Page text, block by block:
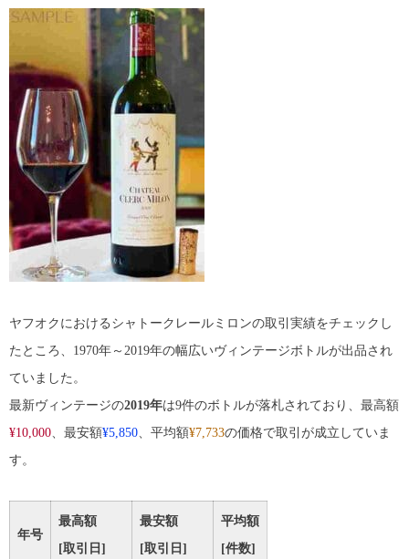
ヤフオクにおけるシャトークレールミロンの取引実績をチェックし
たところ、1970年～2019年の幅広いヴィンテージボトルが出品され
ていました。
最新ヴィンテージの2019年は9件のボトルが落札されており、最高額
¥10,000 、最安額¥5,850 、平均額¥7,733の価格で取引が成立していま
す。
年号
最高額
[取引日]
最安額
[取引日]
平均額
[件数]